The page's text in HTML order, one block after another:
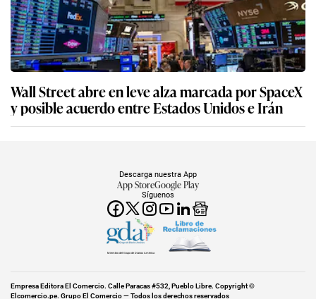
Wall Street abre en leve alza marcada por SpaceX
y posible acuerdo entre Estados Unidos e Irán
Síguenos
Descarga nuestra App
App StoreGoogle Play
Miembro del Grupo de Diarios América
Empresa Editora El Comercio. Calle Paracas #532, Pueblo Libre. Copyright ©
Elcomercio.pe. Grupo El Comercio — Todos los derechos reservados